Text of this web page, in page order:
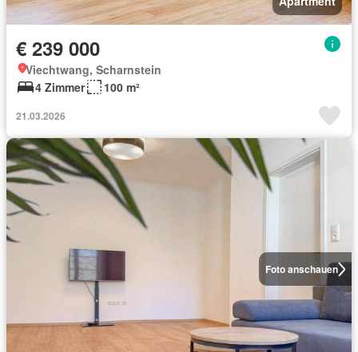
€ 239 000
Viechtwang, Scharnstein
4 Zimmer
100 m²
21.03.2026
Foto anschauen